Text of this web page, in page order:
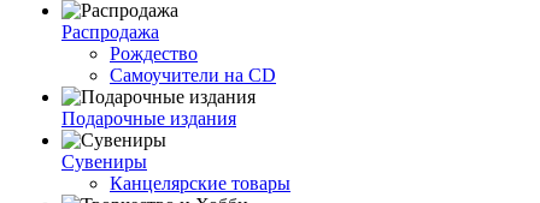
Распродажа
Рождество
Самоучители на CD
Подарочные издания
Сувениры
Канцелярские товары